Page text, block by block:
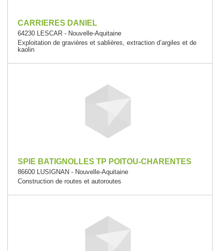
CARRIERES DANIEL
64230 LESCAR - Nouvelle-Aquitaine
Exploitation de gravières et sablières, extraction d’argiles et de
kaolin
SPIE BATIGNOLLES TP POITOU-CHARENTES
86600 LUSIGNAN - Nouvelle-Aquitaine
Construction de routes et autoroutes